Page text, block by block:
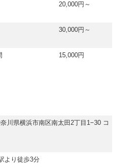
20,000円～
30,000円～
15,000円
川県横浜市南区南太田2丁目1−30 コ
より徒歩3分